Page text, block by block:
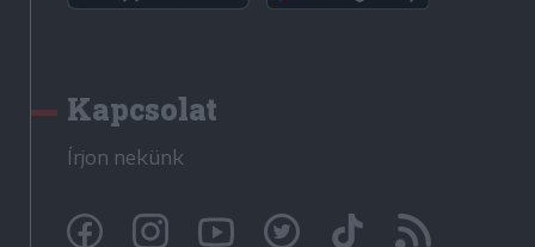
Kapcsolat
Írjon nekünk